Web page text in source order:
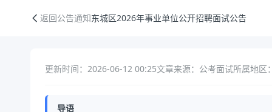
返回公告通知东城区2026年事业单位公开招聘面试公告
更新时间：2026-06-12 00:25文章来源：公考面试所属地区
导语